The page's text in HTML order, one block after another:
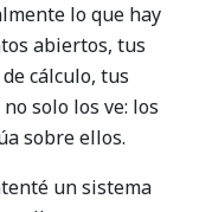
lo que hay
abiertos, tus
cálculo, tus
solo los ve: los
sobre ellos.
un sistema